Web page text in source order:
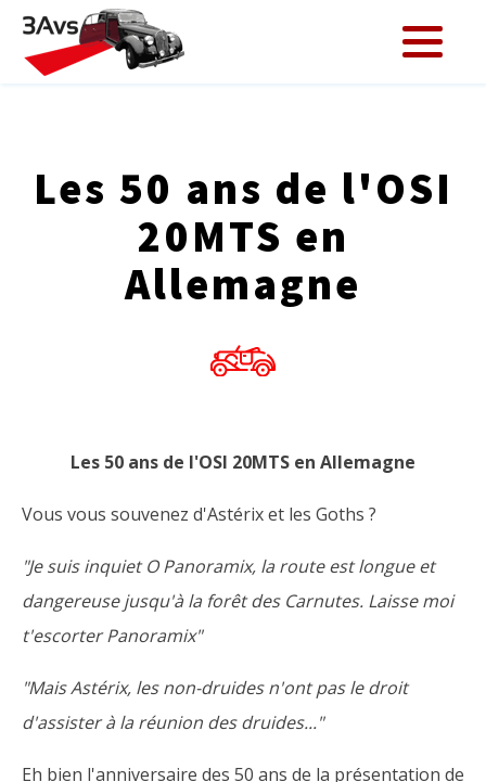
Les 50 ans de l'OSI
20MTS en
Allemagne
Les 50 ans de l'OSI 20MTS en Allemagne
Vous vous souvenez d'Astérix et les Goths ?
"Je suis inquiet O Panoramix, la route est longue et
dangereuse jusqu'à la forêt des Carnutes. Laisse moi
t'escorter Panoramix"
"Mais Astérix, les non-druides n'ont pas le droit
d'assister à la réunion des druides..."
Eh bien l'anniversaire des 50 ans de la présentation de